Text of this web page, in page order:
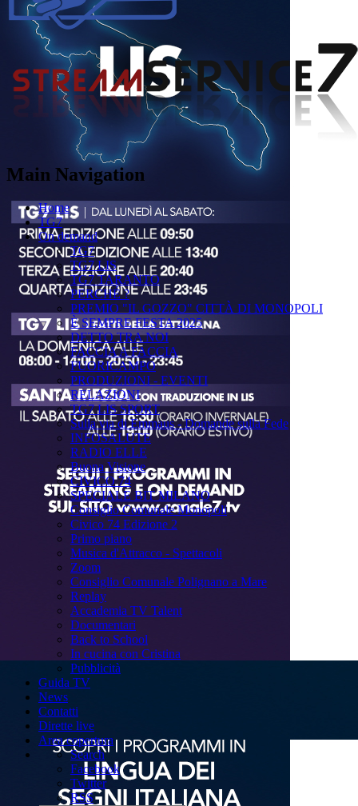
Main Navigation
Home
TG7
On demand
TG7
TG7 LIS
TG7 TARANTO
PERCHÉ ?
PREMIO "IL GOZZO" CITTÀ DI MONOPOLI
È SEMPRE FESTA 2025
DETTO TRA NOI
FACCIA A FACCIA
FUORICAMPO
PRODUZIONI - EVENTI
RELAZIONI
TG7 LIS SPORT
Sulla via di Emmaus - Domande sulla Fede
INFOSALUTE
RADIO ELLE
Buona Visione
CIVICO 74
SPECIALE BIT MILANO
Consiglio Comunale Monopoli
Civico 74 Edizione 2
Primo piano
Musica d'Attracco - Spettacoli
Zoom
Consiglio Comunale Polignano a Mare
Replay
Accademia TV Talent
Documentari
Back to School
In cucina con Cristina
Pubblicità
Guida TV
News
Contatti
Dirette live
Area copertura
Search
Facebook
Twitter
RSS